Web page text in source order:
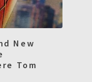
New
Tom